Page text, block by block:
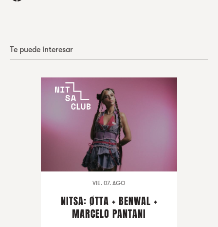
Te puede interesar
VIE. 07. AGO
NITSA: ØTTA + BENWAL +
MARCELO PANTANI